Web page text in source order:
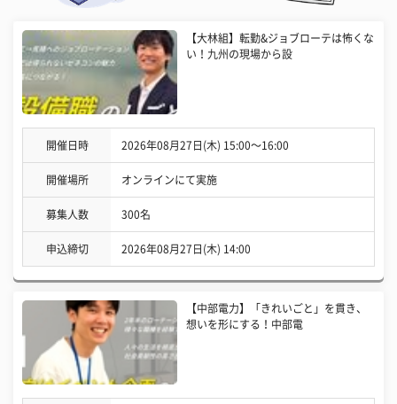
【大林組】転勤&ジョブローテは怖くな
い！九州の現場から設
開催日時 2026年08月27日(木) 15:00〜16:00
開催場所 オンラインにて実施
募集人数 300名
申込締切 2026年08月27日(木) 14:00
【中部電力】「きれいごと」を貫き、
想いを形にする！中部電